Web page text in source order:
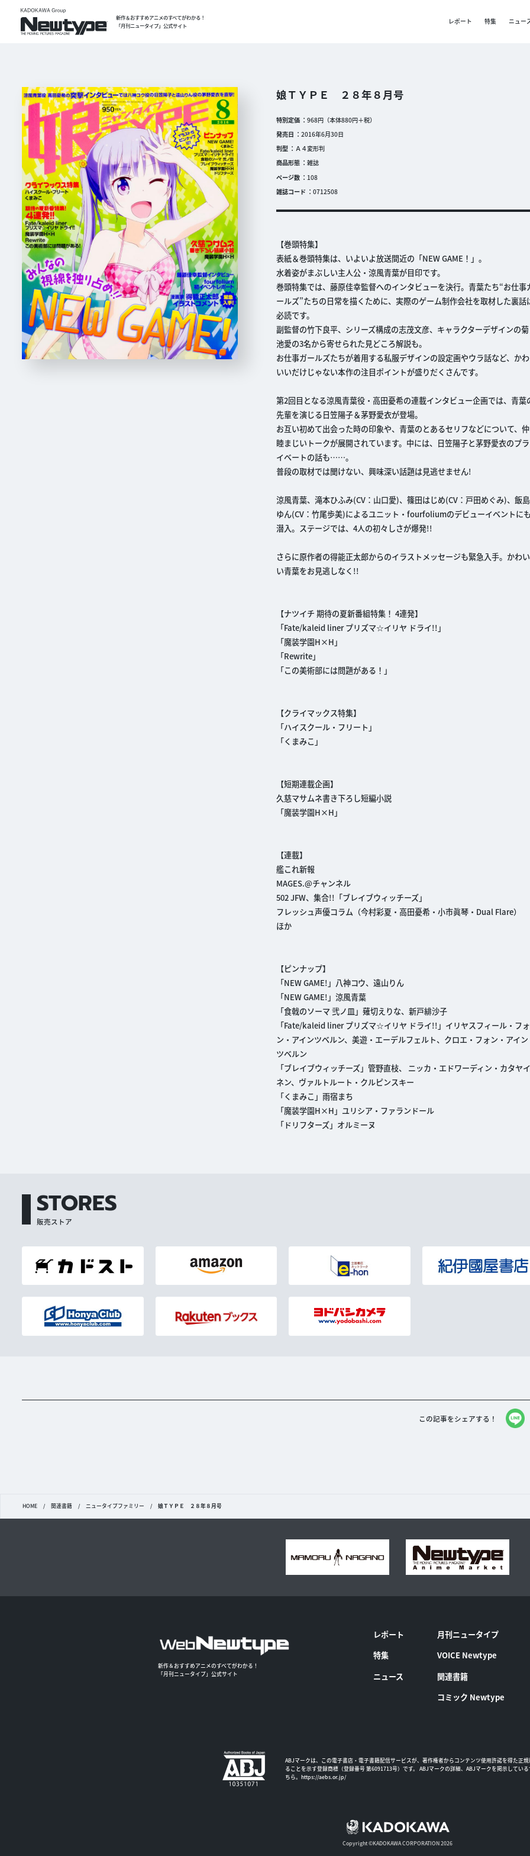
新作＆おすすめアニメのすべてがわかる！
「月刊ニュータイプ」公式サイト
レポート 特集 ニュー
娘ＴＹＰＥ ２８年８月号
特別定価
968円（本体880円＋税）
発売日
2016年6月30日
判型
Ａ４変形判
商品形態
雑誌
ページ数
108
雑誌コード
0712508
【巻頭特集】
表紙＆巻頭特集は、いよいよ放送間近の「NEW GAME！」。
水着姿がまぶしい主人公・涼風青葉が目印です。
巻頭特集では、藤原佳幸監督へのインタビューを決行。青葉たち“お仕事
ールズ”たちの日常を描くために、実際のゲーム制作会社を取材した裏話
必読です。
副監督の竹下良平、シリーズ構成の志茂文彦、キャラクターデザインの菊
池愛の3名から寄せられた見どころ解説も。
お仕事ガールズたちが着用する私服デザインの設定画やウラ話など、かわ
いいだけじゃない本作の注目ポイントが盛りだくさんです。
第2回目となる涼風青葉役・高田憂希の連載インタビュー企画では、青葉
先輩を演じる日笠陽子＆茅野愛衣が登場。
お互い初めて出会った時の印象や、青葉のとあるセリフなどについて、仲
睦まじいトークが展開されています。中には、日笠陽子と茅野愛衣のプラ
イベートの話も……。
普段の取材では聞けない、興味深い話題は見逃せません!
涼風青葉、滝本ひふみ(CV：山口愛)、篠田はじめ(CV：戸田めぐみ)、飯島
ゆん(CV：竹尾歩美)によるユニット・fourfoliumのデビューイベントに
潜入。ステージでは、4人の初々しさが爆発!!
さらに原作者の得能正太郎からのイラストメッセージも緊急入手。かわい
い青葉をお見逃しなく!!
【ナツイチ 期待の夏新番組特集！ 4連発】
「Fate/kaleid liner プリズマ☆イリヤ ドライ!!」
「魔装学園H×H」
「Rewrite」
「この美術部には問題がある！」
【クライマックス特集】
「ハイスクール・フリート」
「くまみこ」
【短期連載企画】
久慈マサムネ書き下ろし短編小説
「魔装学園H×H」
【連載】
艦これ新報
MAGES.@チャンネル
502 JFW、集合!!「ブレイブウィッチーズ」
フレッシュ声優コラム（今村彩夏・高田憂希・小市眞琴・Dual Flare）
ほか
【ピンナップ】
「NEW GAME!」八神コウ、遠山りん
「NEW GAME!」涼風青葉
「食戟のソーマ 弐ノ皿」薙切えりな、新戸緋沙子
「Fate/kaleid liner プリズマ☆イリヤ ドライ!!」イリヤスフィール・フォ
ン・アインツベルン、美遊・エーデルフェルト、クロエ・フォン・アイン
ツベルン
「ブレイブウィッチーズ」管野直枝、 ニッカ・エドワーディン・カタヤ
ネン、ヴァルトルート・クルピンスキー
「くまみこ」雨宿まち
「魔装学園H×H」ユリシア・ファランドール
「ドリフターズ」オルミーヌ
STORES
販売ストア
この記事をシェアする！
HOME / 関連書籍 / ニュータイプファミリー / 娘ＴＹＰＥ ２８年８月号
新作＆おすすめアニメのすべてがわかる！
「月刊ニュータイプ」公式サイト
レポート
特集
ニュース
月刊ニュータイプ
VOICE Newtype
関連書籍
コミック Newtype
ABJマークは、この電子書店・電子書籍配信サービスが、著作権者からコンテンツ使用許諾を得た正
ることを示す登録商標（登録番号 第6091713号）です。 ABJマークの詳細、ABJマークを掲示してい
ちら。 https://aebs.or.jp/
Copyright ©KADOKAWA CORPORATION 2026